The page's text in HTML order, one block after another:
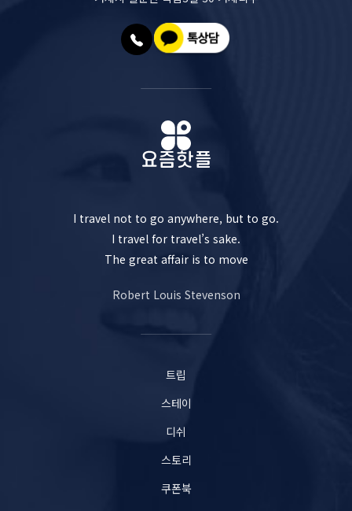
I travel not to go anywhere, but to go.
I travel for travel’s sake.
The great affair is to move
Robert Louis Stevenson
트립
스테이
디쉬
스토리
쿠폰북